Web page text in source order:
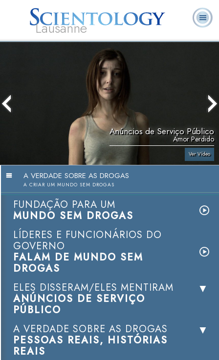
Lausanne
Voluntários
Anúncios de Serviço Público
Amor Perdido
Ver Vídeo
A VERDADE SOBRE AS DROGAS
A CRIAR UM MUNDO SEM DROGAS
FUNDAÇÃO PARA UM
MUNDO SEM DROGAS
LÍDERES E FUNCIONÁRIOS DO
GOVERNO
FALAM DE MUNDO SEM
DROGAS
ELES DISSERAM/ELES MENTIRAM
ANÚNCIOS DE SERVIÇO
PÚBLICO
A VERDADE SOBRE AS DROGAS
PESSOAS REAIS, HISTÓRIAS
REAIS